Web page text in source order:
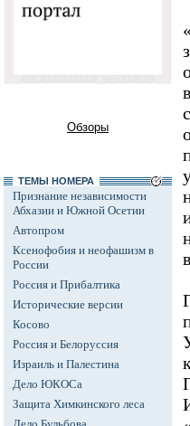
Обзоры
ТЕМЫ НОМЕРА
Признание независимости
Абхазии и Южной Осетии
Автопром
Ксенофобия и неофашизм в
России
Россия и Прибалтика
Исторические версии
Косово
Россия и Белоруссия
Израиль и Палестина
Дело ЮКОСа
Защита Химкинского леса